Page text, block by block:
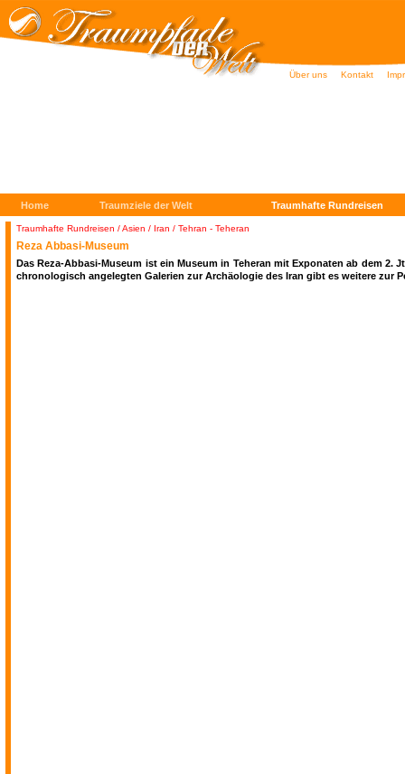
Traumhafte Rundreisen /Asien / Iran / Tehran - Teheran
Reza Abbasi-Museum
Das Reza-Abbasi-Museum ist ein Museum in Teheran mit Exponaten ab dem 2.
chronologisch angelegten Galerien zur Archäologie des Iran gibt es weitere zur
Über uns Kontakt
Home Traumziele der Welt Traumhafte Rundreisen